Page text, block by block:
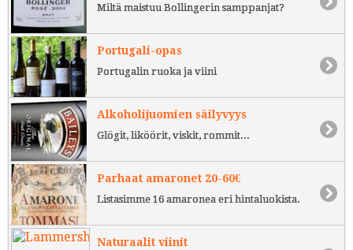
Miltä maistuu Bollingerin samppanjat?
Portugali-opas
Portugalin ruoka ja viini
Alkoholijuomien säilyvyys
Glögit, liköörit, viskit, rommit...
Parhaat amaronet 20-60€
Listasimme 16 amaronea eri hintaluokista.
Naturaalit viinit